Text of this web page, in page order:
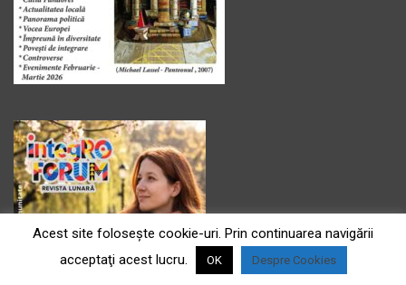
Acest site foloseşte cookie-uri. Prin continuarea navigării
acceptaţi acest lucru.
OK Despre Cookies